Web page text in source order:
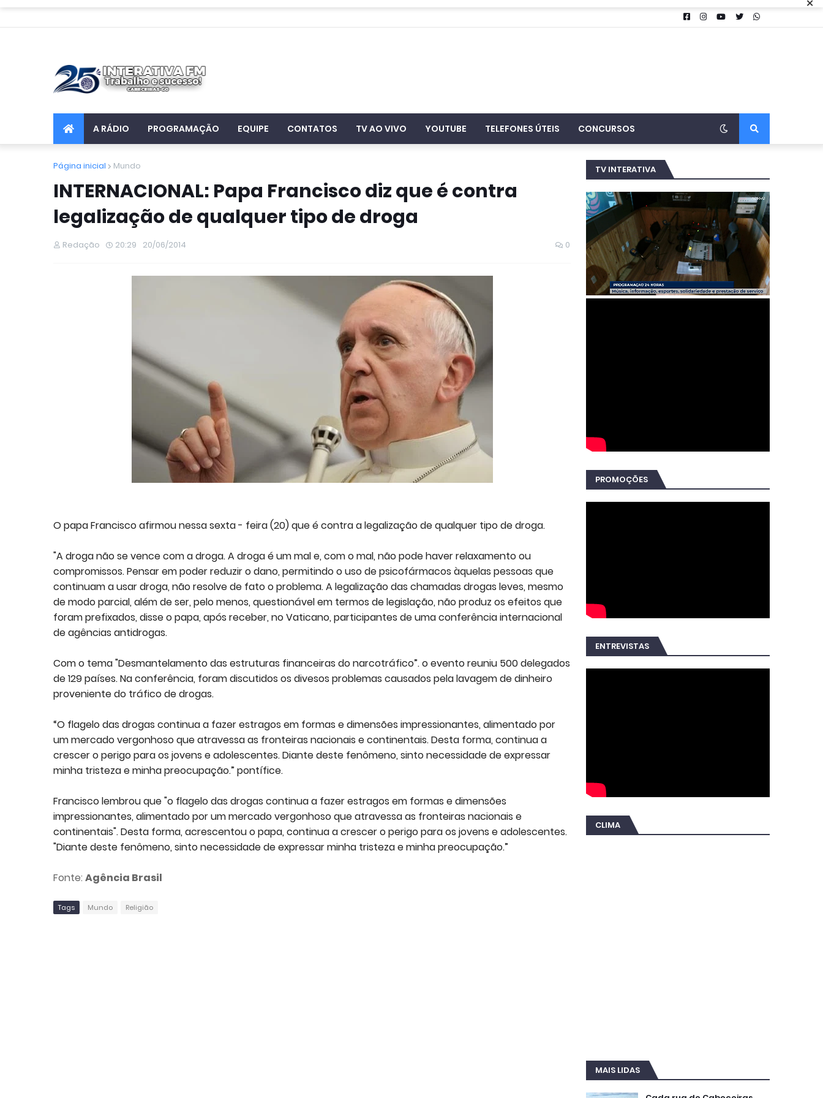
A RÁDIO PROGRAMAÇÃO EQUIPE CONTATOS TV AO VIVO YOUTUBE TELEFONES ÚTEIS CONCURSOS
Página inicial Mundo
INTERNACIONAL: Papa Francisco diz que é contra
legalização de qualquer tipo de droga
Redação 20:29 20/06/2014 0
O papa Francisco afirmou nessa sexta - feira (20) que é contra a legalização de qualquer tipo de droga.
"A droga não se vence com a droga. A droga é um mal e, com o mal, não pode haver relaxamento ou
compromissos. Pensar em poder reduzir o dano, permitindo o uso de psicofármacos àquelas pessoas que
continuam a usar droga, não resolve de fato o problema. A legalização das chamadas drogas leves, mesmo
de modo parcial, além de ser, pelo menos, questionável em termos de legislação, não produz os efeitos que
foram prefixados, disse o papa, após receber, no Vaticano, participantes de uma conferência internacional
de agências antidrogas.
Com o tema "Desmantelamento das estruturas financeiras do narcotráfico”. o evento reuniu 500 delegados
de 129 países. Na conferência, foram discutidos os divesos problemas causados pela lavagem de dinheiro
proveniente do tráfico de drogas.
“O flagelo das drogas continua a fazer estragos em formas e dimensões impressionantes, alimentado por
um mercado vergonhoso que atravessa as fronteiras nacionais e continentais. Desta forma, continua a
crescer o perigo para os jovens e adolescentes. Diante deste fenômeno, sinto necessidade de expressar
minha tristeza e minha preocupação.” pontífice.
Francisco lembrou que "o flagelo das drogas continua a fazer estragos em formas e dimensões
impressionantes, alimentado por um mercado vergonhoso que atravessa as fronteiras nacionais e
continentais". Desta forma, acrescentou o papa, continua a crescer o perigo para os jovens e adolescentes.
"Diante deste fenômeno, sinto necessidade de expressar minha tristeza e minha preocupação.”
Fonte: Agência Brasil
Tags Mundo Religião
TV INTERATIVA
PROMOÇÕES
ENTREVISTAS
CLIMA
MAIS LIDAS